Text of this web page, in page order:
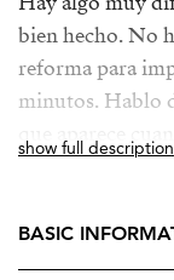
bien hecho. No
reforma para
minutos. Hablo
que aparece
La calma.
show full description
BASIC